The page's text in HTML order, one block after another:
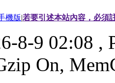
機版|若要引述本站內容，必須
8-9 02:08 ,
On,